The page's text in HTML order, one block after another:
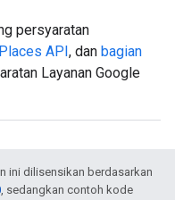
persyaratan
API, dan bagian
Layanan Google
ini dilisensikan berdasarkan
, sedangkan contoh kode